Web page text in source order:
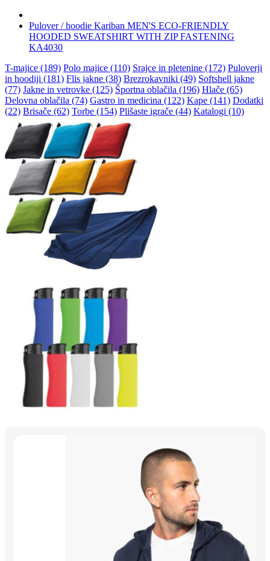
Pulover / hoodie Kariban MEN'S ECO-FRIENDLY
HOODED SWEATSHIRT WITH ZIP FASTENING
KA4030
T-majice (189) Polo majice (110) Srajce in pletenine (172) Puloverji
in hoodiji (181) Flis jakne (38) Brezrokavniki (49) Softshell jakne
(77) Jakne in vetrovke (125) Športna oblačila (196) Hlače (65)
Delovna oblačila (74) Gastro in medicina (122) Kape (141) Dodatki
(22) Brisače (62) Torbe (154) Plišaste igrače (44) Katalogi (10)